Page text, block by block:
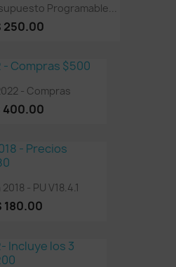
Programable...
250.00
- Compras
400.00
- PU V18.4.1
180.00